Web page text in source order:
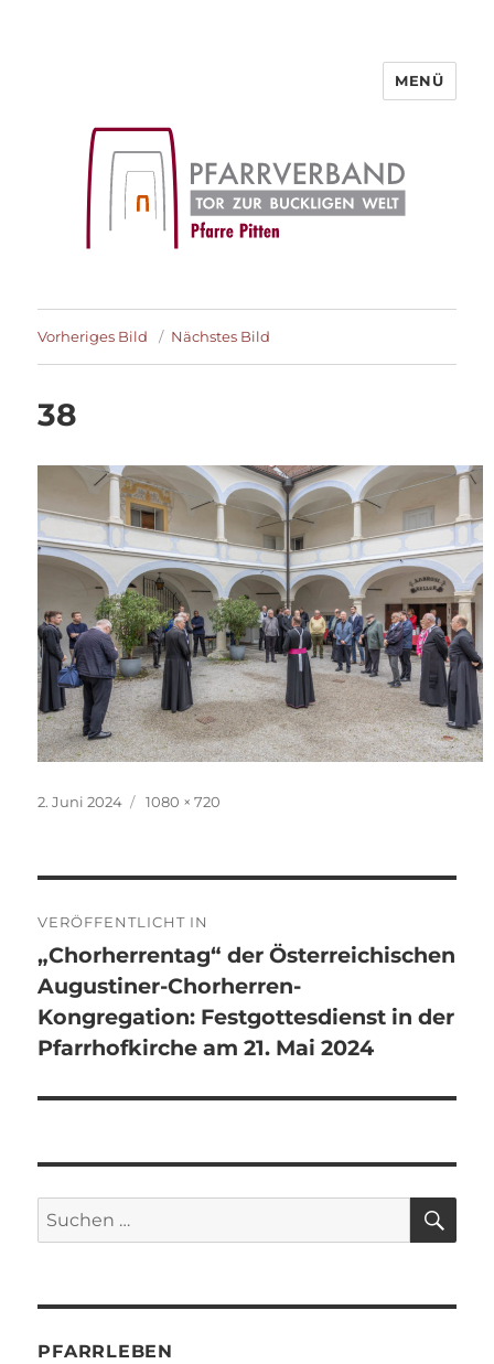
MENÜ
Vorheriges Bild Nächstes Bild
38
Veröffentlicht
2. Juni 2024 Originalgröße
1080 × 720
VERÖFFENTLICHT IN
„Chorherrentag“ der Österreichischen
Augustiner-Chorherren-
Kongregation: Festgottesdienst in der
Pfarrhofkirche am 21. Mai 2024
Suchen
nach:
PFARRLEBEN